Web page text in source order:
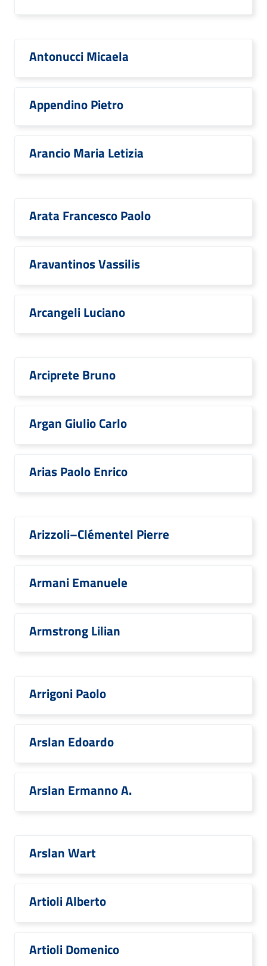
Antonucci Micaela
Appendino Pietro
Arancio Maria Letizia
Arata Francesco Paolo
Aravantinos Vassilis
Arcangeli Luciano
Arciprete Bruno
Argan Giulio Carlo
Arias Paolo Enrico
Arizzoli–Clémentel Pierre
Armani Emanuele
Armstrong Lilian
Arrigoni Paolo
Arslan Edoardo
Arslan Ermanno A.
Arslan Wart
Artioli Alberto
Artioli Domenico